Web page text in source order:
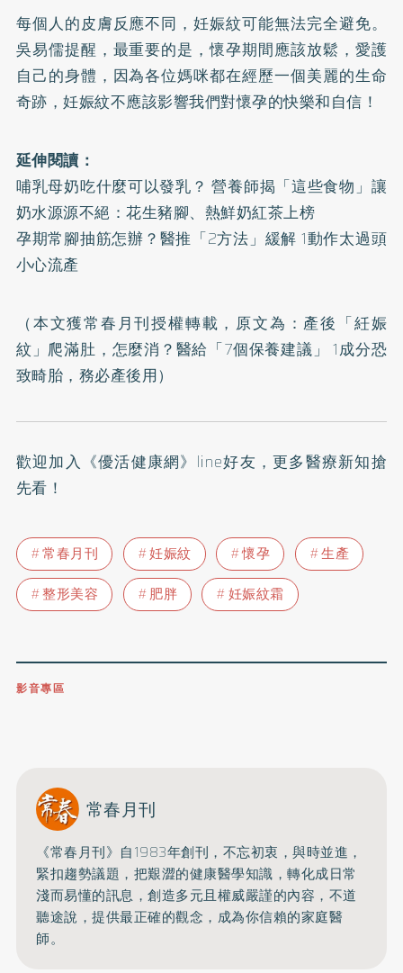
每個人的皮膚反應不同，妊娠紋可能無法完全避免。
吳易儒提醒，最重要的是，懷孕期間應該放鬆，愛護
自己的身體，因為各位媽咪都在經歷一個美麗的生命
奇跡，妊娠紋不應該影響我們對懷孕的快樂和自信！
延伸閱讀：
哺乳母奶吃什麼可以發乳？ 營養師揭「這些食物」讓
奶水源源不絕：花生豬腳、熱鮮奶紅茶上榜
孕期常腳抽筋怎辦？醫推「2方法」緩解 1動作太過頭
小心流產
（本文獲常春月刊授權轉載，原文為：產後「紝娠
紋」爬滿肚，怎麼消？醫給「7個保養建議」 1成分恐
致畸胎，務必產後用）
歡迎加入 《優活健康網》line好友 ，更多醫療新知搶
先看！
常春月刊 妊娠紋 懷孕
生產
整形美容
肥胖 妊娠紋霜
影音專區
常春月刊
《常春月刊》自1983年創刊，不忘初衷，與時並進，
緊扣趨勢議題，把艱澀的健康醫學知識，轉化成日常
淺而易懂的訊息，創造多元且權威嚴謹的內容， 不道
聽途說，提供最正確的觀念，成為你信賴的家庭醫
師。